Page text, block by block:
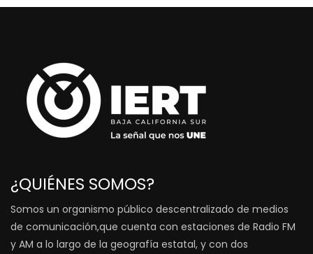
¿QUIÉNES SOMOS?
Somos un organismo público descentralizado de medios
de comunicación,que cuenta con estaciones de Radio FM
y AM a lo largo de la geografía estatal, y con dos